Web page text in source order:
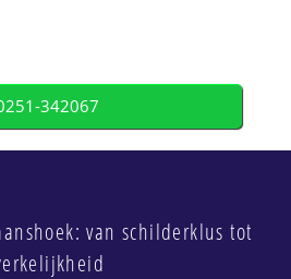
342067
van schilderklus tot